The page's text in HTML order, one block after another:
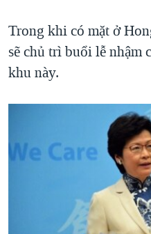
Trong khi có mặt ở
sẽ chủ trì buổi lễ nhậm
khu này.